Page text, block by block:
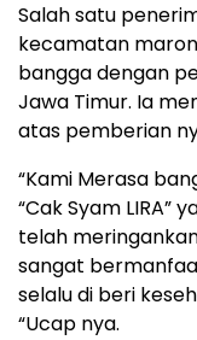
Salah satu
kecamatan
bangga dengan
Jawa Timur. Ia
atas pemberian
“Kami Merasa
“Cak Syam LIRA”
telah
sangat
selalu di beri
“Ucap nya.